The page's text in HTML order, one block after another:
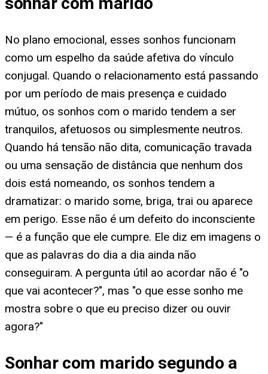
No plano emocional, esses sonhos funcionam
como um espelho da saúde afetiva do vínculo
conjugal. Quando o relacionamento está passando
por um período de mais presença e cuidado
mútuo, os sonhos com o marido tendem a ser
tranquilos, afetuosos ou simplesmente neutros.
Quando há tensão não dita, comunicação travada
ou uma sensação de distância que nenhum dos
dois está nomeando, os sonhos tendem a
dramatizar: o marido some, briga, trai ou aparece
em perigo. Esse não é um defeito do inconsciente
— é a função que ele cumpre. Ele diz em imagens o
que as palavras do dia a dia ainda não
conseguiram. A pergunta útil ao acordar não é "o
que vai acontecer?", mas "o que esse sonho me
mostra sobre o que eu preciso dizer ou ouvir
agora?"
Sonhar com marido segundo a